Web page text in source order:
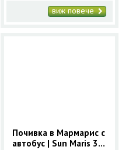
записвания Мармарис
виж повече
Почивка в Мармарис с
автобус | Sun Maris 3*